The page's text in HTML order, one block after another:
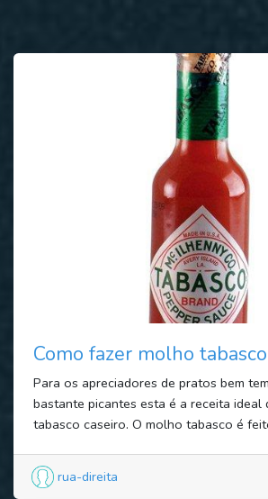
Como fazer molho tabasco
Para os apreciadores de pratos bem
bastante picantes esta é a receita ideal
tabasco caseiro. O molho tabasco é
rua-direita